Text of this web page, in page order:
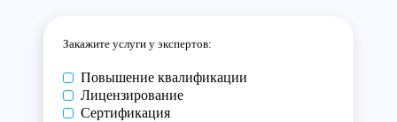
Закажите услуги у экспертов:
Повышение квалификации
Лицензирование
Сертификация